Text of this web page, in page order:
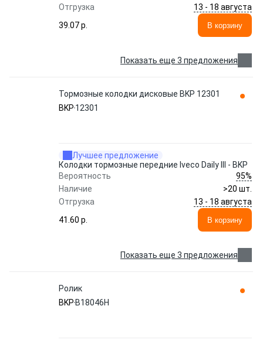
Отгрузка
13 - 18 августа
39.07 p.
В корзину
Показать еще 3 предложения
Тормозные колодки дисковые BKP 12301
BKP 12301
Лучшее предложение
Колодки тормозные передние Iveco Daily III - BKP
Вероятность
95%
Наличие
>20 шт.
Отгрузка
13 - 18 августа
41.60 p.
В корзину
Показать еще 3 предложения
Ролик
BKP B18046H